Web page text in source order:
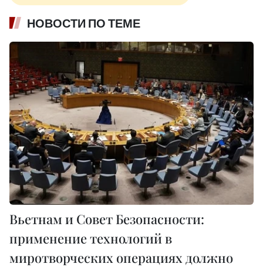
НОВОСТИ ПО ТЕМЕ
Вьетнам и Совет Безопасности:
применение технологий в
миротворческих операциях должно